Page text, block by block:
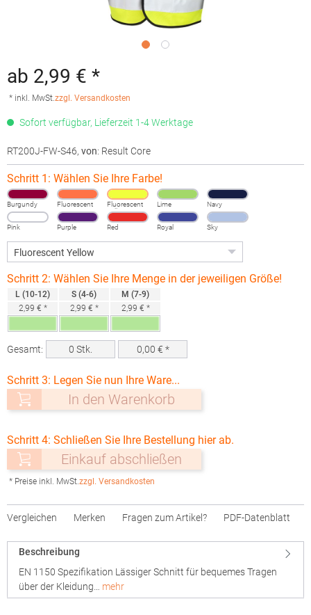
ab 2,99 € *
* inkl. MwSt.zzgl. Versandkosten
Sofort verfügbar, Lieferzeit 1-4 Werktage
RT200J-FW-S46, von: Result Core
Schritt 1: Wählen Sie Ihre Farbe!
Burgundy
Fluorescent
Orange
Fluorescent
Yellow
Lime Navy
Pink Purple Red Royal Sky
Schritt 2: Wählen Sie Ihre Menge in der jeweiligen Größe!
L (10-12)
2,99 € *
S (4-6)
2,99 € *
M (7-9)
2,99 € *
Gesamt: 0 Stk. 0,00 € *
Schritt 3: Legen Sie nun Ihre Ware...
In den Warenkorb
Schritt 4: Schließen Sie Ihre Bestellung hier ab.
Einkauf abschließen
* Preise inkl. MwSt.zzgl. Versandkosten
Vergleichen Merken Fragen zum Artikel? PDF-Datenblatt
Beschreibung
EN 1150 Spezifikation Lässiger Schnitt für bequemes Tragen
über der Kleidung… mehr